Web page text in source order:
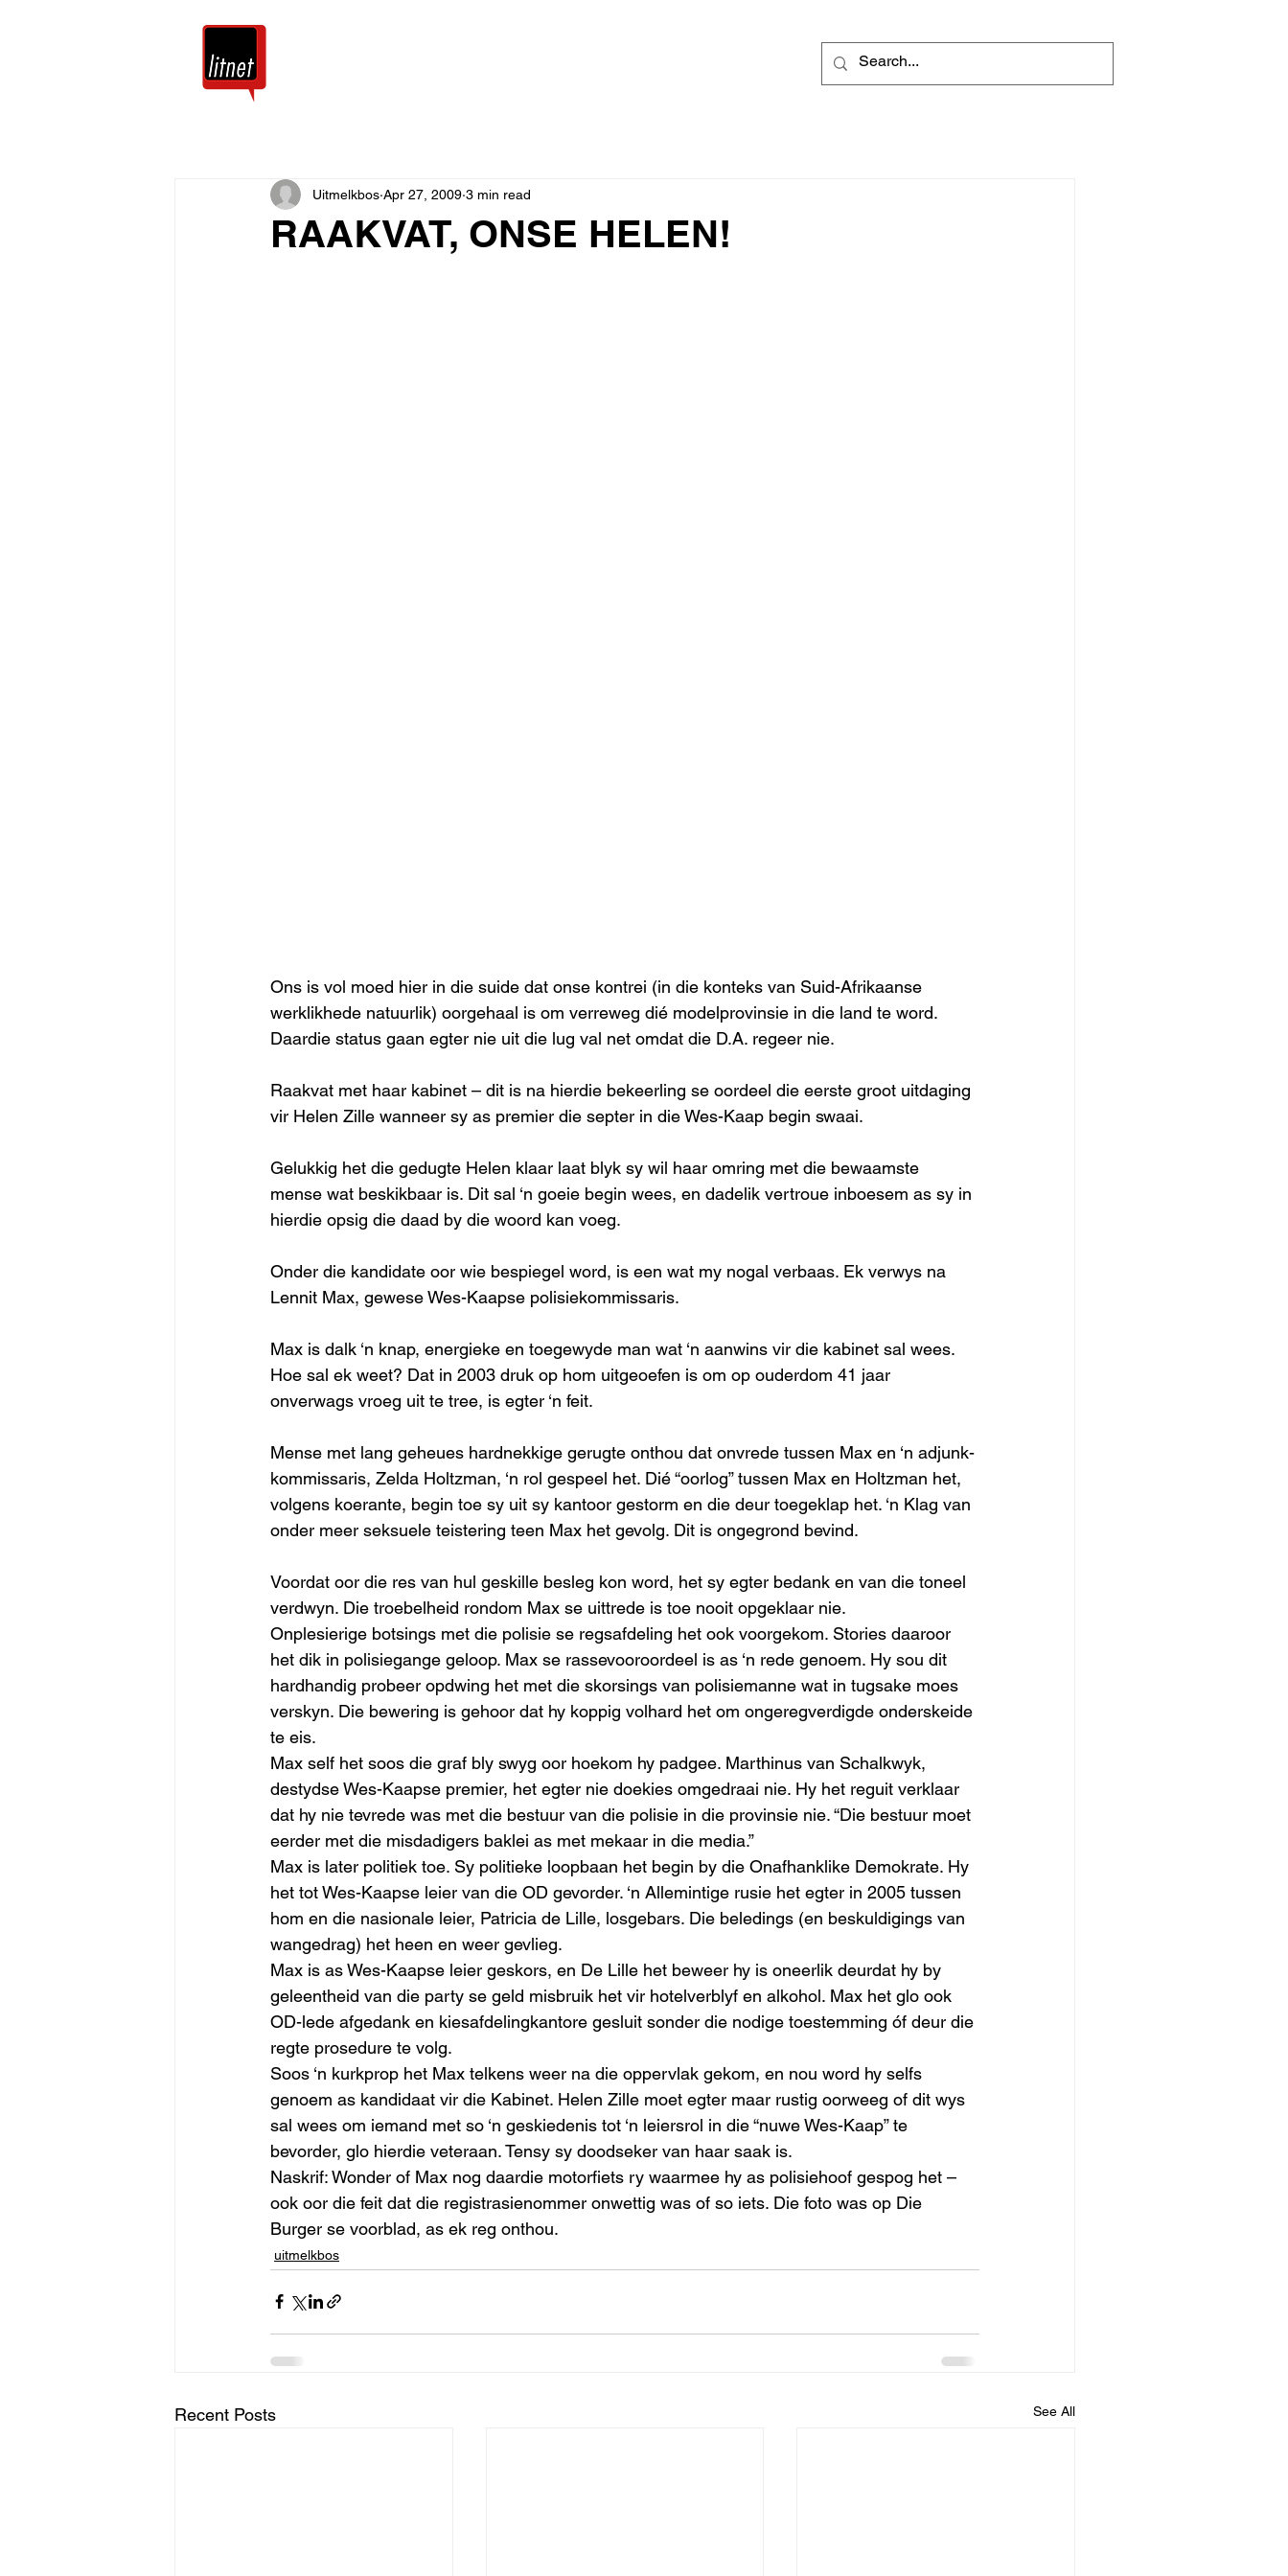
RAAKVAT, ONSE HELEN!
Uitmelkbos Apr 27, 2009 3 min read
Ons is vol moed hier in die suide dat onse kontrei (in die konteks van Suid-Afrikaanse
werklikhede natuurlik) oorgehaal is om verreweg dié modelprovinsie in die land te word.
Daardie status gaan egter nie uit die lug val net omdat die D.A. regeer nie.
Raakvat met haar kabinet – dit is na hierdie bekeerling se oordeel die eerste groot uitdaging
vir Helen Zille wanneer sy as premier die septer in die Wes-Kaap begin swaai.
Gelukkig het die gedugte Helen klaar laat blyk sy wil haar omring met die bewaamste
mense wat beskikbaar is. Dit sal ‘n goeie begin wees, en dadelik vertroue inboesem as sy in
hierdie opsig die daad by die woord kan voeg.
Onder die kandidate oor wie bespiegel word, is een wat my nogal verbaas. Ek verwys na
Lennit Max, gewese Wes-Kaapse polisiekommissaris.
Max is dalk ‘n knap, energieke en toegewyde man wat ‘n aanwins vir die kabinet sal wees.
Hoe sal ek weet? Dat in 2003 druk op hom uitgeoefen is om op ouderdom 41 jaar
onverwags vroeg uit te tree, is egter ‘n feit.
Mense met lang geheues hardnekkige gerugte onthou dat onvrede tussen Max en ‘n adjunk-
kommissaris, Zelda Holtzman, ‘n rol gespeel het. Dié “oorlog” tussen Max en Holtzman het,
volgens koerante, begin toe sy uit sy kantoor gestorm en die deur toegeklap het. ‘n Klag van
onder meer seksuele teistering teen Max het gevolg. Dit is ongegrond bevind.
Voordat oor die res van hul geskille besleg kon word, het sy egter bedank en van die toneel
verdwyn. Die troebelheid rondom Max se uittrede is toe nooit opgeklaar nie.
Onplesierige botsings met die polisie se regsafdeling het ook voorgekom. Stories daaroor
het dik in polisiegange geloop. Max se rassevooroordeel is as ‘n rede genoem. Hy sou dit
hardhandig probeer opdwing het met die skorsings van polisiemanne wat in tugsake moes
verskyn. Die bewering is gehoor dat hy koppig volhard het om ongeregverdigde onderskeide
te eis.
Max self het soos die graf bly swyg oor hoekom hy padgee. Marthinus van Schalkwyk,
destydse Wes-Kaapse premier, het egter nie doekies omgedraai nie. Hy het reguit verklaar
dat hy nie tevrede was met die bestuur van die polisie in die provinsie nie. “Die bestuur moet
eerder met die misdadigers baklei as met mekaar in die media.”
Max is later politiek toe. Sy politieke loopbaan het begin by die Onafhanklike Demokrate. Hy
het tot Wes-Kaapse leier van die OD gevorder. ‘n Allemintige rusie het egter in 2005 tussen
hom en die nasionale leier, Patricia de Lille, losgebars. Die beledings (en beskuldigings van
wangedrag) het heen en weer gevlieg.
Max is as Wes-Kaapse leier geskors, en De Lille het beweer hy is oneerlik deurdat hy by
geleentheid van die party se geld misbruik het vir hotelverblyf en alkohol. Max het glo ook
OD-lede afgedank en kiesafdelingkantore gesluit sonder die nodige toestemming óf deur die
regte prosedure te volg.
Soos ‘n kurkprop het Max telkens weer na die oppervlak gekom, en nou word hy selfs
genoem as kandidaat vir die Kabinet. Helen Zille moet egter maar rustig oorweeg of dit wys
sal wees om iemand met so ‘n geskiedenis tot ‘n leiersrol in die “nuwe Wes-Kaap” te
bevorder, glo hierdie veteraan. Tensy sy doodseker van haar saak is.
Naskrif: Wonder of Max nog daardie motorfiets ry waarmee hy as polisiehoof gespog het –
ook oor die feit dat die registrasienommer onwettig was of so iets. Die foto was op Die
Burger se voorblad, as ek reg onthou.
uitmelkbos
Recent Posts See All